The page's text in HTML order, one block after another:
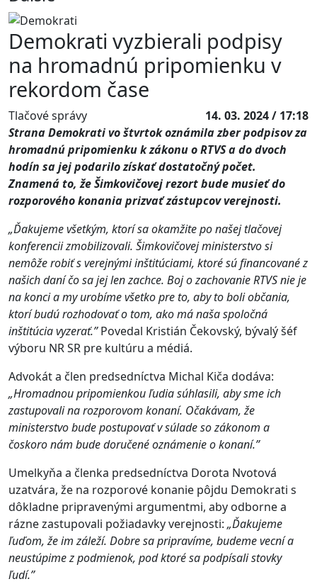
Demokrati vyzbierali podpisy
na hromadnú pripomienku v
rekordom čase
Tlačové správy
14. 03. 2024 / 17:18
Strana Demokrati vo štvrtok oznámila zber podpisov za
hromadnú pripomienku k zákonu o RTVS a do dvoch
hodín sa jej podarilo získať dostatočný počet.
Znamená to, že Šimkovičovej rezort bude musieť do
rozporového konania prizvať zástupcov verejnosti.
„Ďakujeme všetkým, ktorí sa okamžite po našej tlačovej
konferencii zmobilizovali. Šimkovičovej ministerstvo si
nemôže robiť s verejnými inštitúciami, ktoré sú financované z
našich daní čo sa jej len zachce. Boj o zachovanie RTVS nie je
na konci a my urobíme všetko pre to, aby to boli občania,
ktorí budú rozhodovať o tom, ako má naša spoločná
inštitúcia vyzerať.”Povedal Kristián Čekovský, bývalý šéf
výboru NR SR pre kultúru a médiá.
Advokát a člen predsedníctva Michal Kiča dodáva:
„Hromadnou pripomienkou ľudia súhlasili, aby sme ich
zastupovali na rozporovom konaní. Očakávam, že
ministerstvo bude postupovať v súlade so zákonom a
čoskoro nám bude doručené oznámenie o konaní.”
Umelkyňa a členka predsedníctva Dorota Nvotová
uzatvára, že na rozporové konanie pôjdu Demokrati s
dôkladne pripravenými argumentmi, aby odborne a
rázne zastupovali požiadavky verejnosti: „Ďakujeme
ľuďom, že im záleží. Dobre sa pripravíme, budeme vecní a
neustúpime z podmienok, pod ktoré sa podpísali stovky
ľudí.”